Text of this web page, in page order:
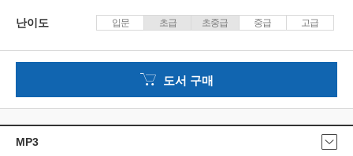
난이도 입문 초급 초중급 중급 고급
도서 구매
MP3